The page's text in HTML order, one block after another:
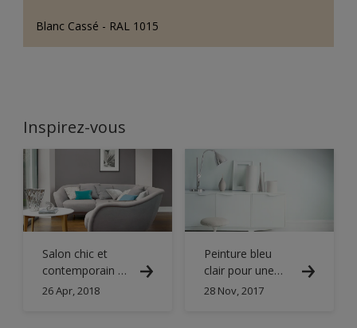
Blanc Cassé - RAL 1015
Inspirez-vous
Salon chic et
contemporain en
nuances de gris
26 Apr, 2018
Peinture bleu
clair pour une
déco
28 Nov, 2017